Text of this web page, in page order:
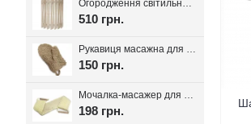
510 грн.
150 грн.
198 грн.